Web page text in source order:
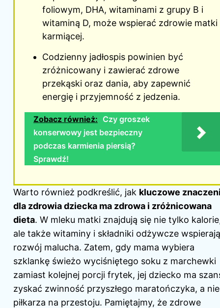
foliowym, DHA, witaminami z grupy B i
witaminą D, może wspierać zdrowie matki
karmiącej.
Codzienny jadłospis powinien być
zróżnicowany i zawierać zdrowe
przekąski oraz dania, aby zapewnić
energię i przyjemność z jedzenia.
Zobacz również: Czy groszek
konserwowy jest bezpieczny
podczas karmienia piersią?
Sprawdź!
Warto również podkreślić, jak kluczowe
dla zdrowia dziecka ma zdrowa i zróżnicowana
dieta. W mleku matki znajdują się nie tylko
ale także witaminy i składniki odżywcze
rozwój malucha. Zatem, gdy mama wybiera
szklankę świeżo wyciśniętego soku z marchewki
zamiast kolejnej porcji frytek, jej dziecko ma
zyskać zwinność przyszłego maratończyka, a nie
piłkarza na przestoju. Pamiętajmy, że zdrowe